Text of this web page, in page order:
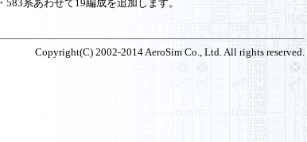
系あわせて19編成を追加します。
Copyright(C) 2002-2014 AeroSim Co., Ltd. All rights reserved.